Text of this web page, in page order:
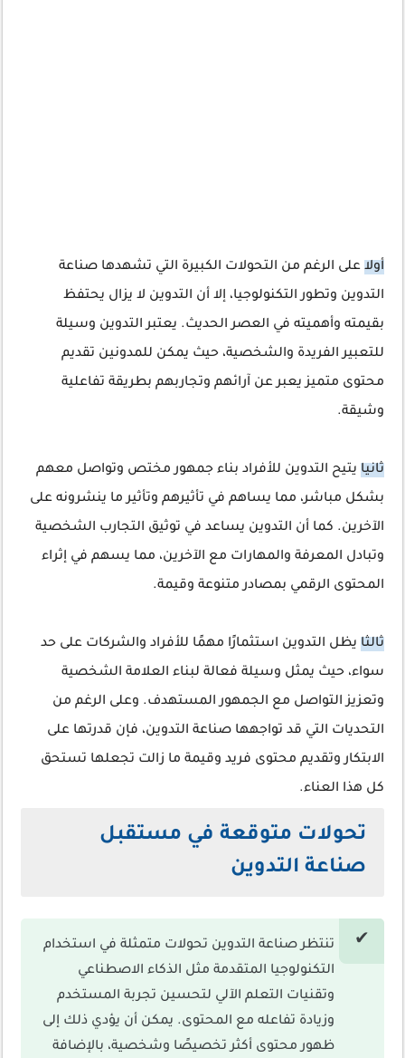
أولا على الرغم من التحولات الكبيرة التي تشهدها صناعة
التدوين وتطور التكنولوجيا، إلا أن التدوين لا يزال يحتفظ
بقيمته وأهميته في العصر الحديث. يعتبر التدوين وسيلة
للتعبير الفريدة والشخصية، حيث يمكن للمدونين تقديم
محتوى متميز يعبر عن آرائهم وتجاربهم بطريقة تفاعلية
وشيقة.
ثانيا يتيح التدوين للأفراد بناء جمهور مختص وتواصل معهم
بشكل مباشر، مما يساهم في تأثيرهم وتأثير ما ينشرونه على
الآخرين. كما أن التدوين يساعد في توثيق التجارب الشخصية
وتبادل المعرفة والمهارات مع الآخرين، مما يسهم في إثراء
المحتوى الرقمي بمصادر متنوعة وقيمة.
ثالثا يظل التدوين استثمارًا مهمًا للأفراد والشركات على حد
سواء، حيث يمثل وسيلة فعالة لبناء العلامة الشخصية
وتعزيز التواصل مع الجمهور المستهدف. وعلى الرغم من
التحديات التي قد تواجهها صناعة التدوين، فإن قدرتها على
الابتكار وتقديم محتوى فريد وقيمة ما زالت تجعلها تستحق
كل هذا العناء.
تحولات متوقعة في مستقبل
صناعة التدوين
تنتظر صناعة التدوين تحولات متمثلة في استخدام
التكنولوجيا المتقدمة مثل الذكاء الاصطناعي
وتقنيات التعلم الآلي لتحسين تجربة المستخدم
وزيادة تفاعله مع المحتوى. يمكن أن يؤدي ذلك إلى
ظهور محتوى أكثر تخصيصًا وشخصية، بالإضافة